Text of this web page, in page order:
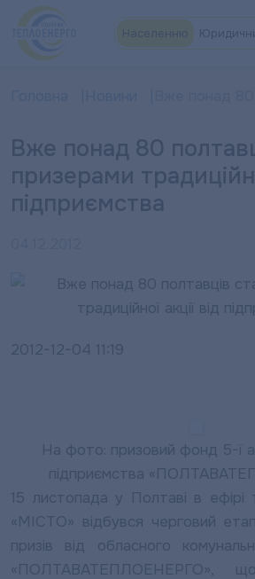
Вже понад 80
призерами
підприємства
2012-12-04 11:19
На фото: призовий фонд 5-ї
підприємства
15 листопада у Полтаві в ефірі
«МІСТО» відбувся черговий
призів від обласного
«ПОЛТАВАТЕПЛОЕНЕРГО»,